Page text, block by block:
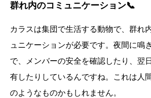
群れ内のコミュニケーション📞
カラスは集団で生活する動物で、群れ
ュニケーションが必要です。夜間に鳴
で、メンバーの安全を確認したり、翌
有したりしているんですね。これは人
のようなものかもしれません。